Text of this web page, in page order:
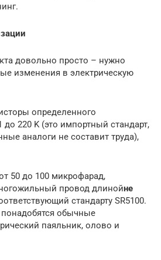
довольно просто – нужно
изменения в электрическую
определенного
220 K (это импортный стандарт,
аналоги не составит труда),
50 до 100 микрофарад,
провод длинойне
стандарту SR5100.
обычные
паяльник, олово и